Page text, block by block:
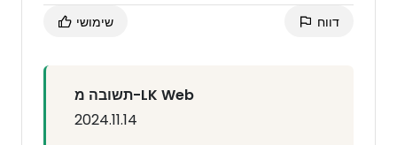
שימושי דווח
תשובה מ-LK Web
2024.11.14